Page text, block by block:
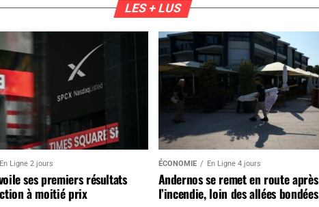
LES + LUS
Ligne 2 jours
ses premiers résultats
à moitié prix
ÉCONOMIE En Ligne 4 jours
Andernos se remet en route après
l’incendie, loin des allées bondées